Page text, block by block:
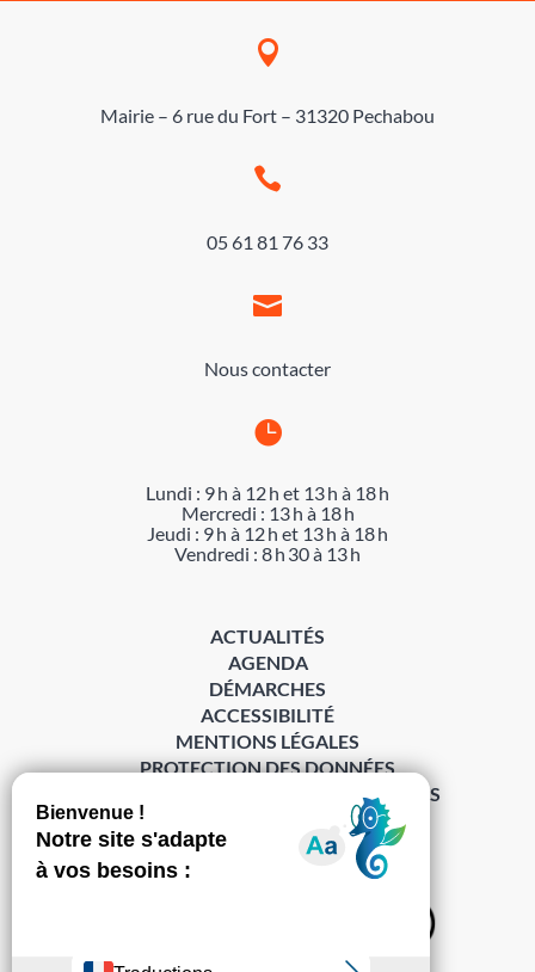

Mairie – 6 rue du Fort – 31320 Pechabou

05 61 81 76 33

Nous contacter

Lundi : 9 h à 12 h et 13 h à 18 h
Mercredi : 13 h à 18 h
Jeudi : 9 h à 12 h et 13 h à 18 h
Vendredi : 8 h 30 à 13 h
S’abonner à la Gazette ›
ACTUALITÉS
AGENDA
DÉMARCHES
ACCESSIBILITÉ
MENTIONS LÉGALES
PROTECTION DES DONNÉES
POLITIQUE DE GESTION DES COOKIES